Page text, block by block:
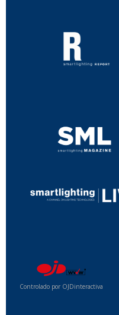
Controlado por OJDinteractiva